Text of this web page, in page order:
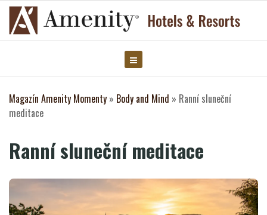
Magazín Amenity Momenty » Body and Mind » Ranní sluneční
meditace
Ranní sluneční meditace